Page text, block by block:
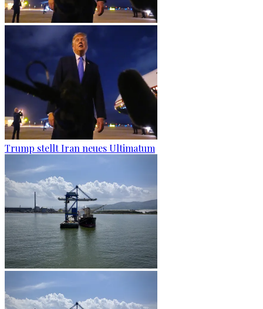
Trump stellt Iran neues Ultimatum